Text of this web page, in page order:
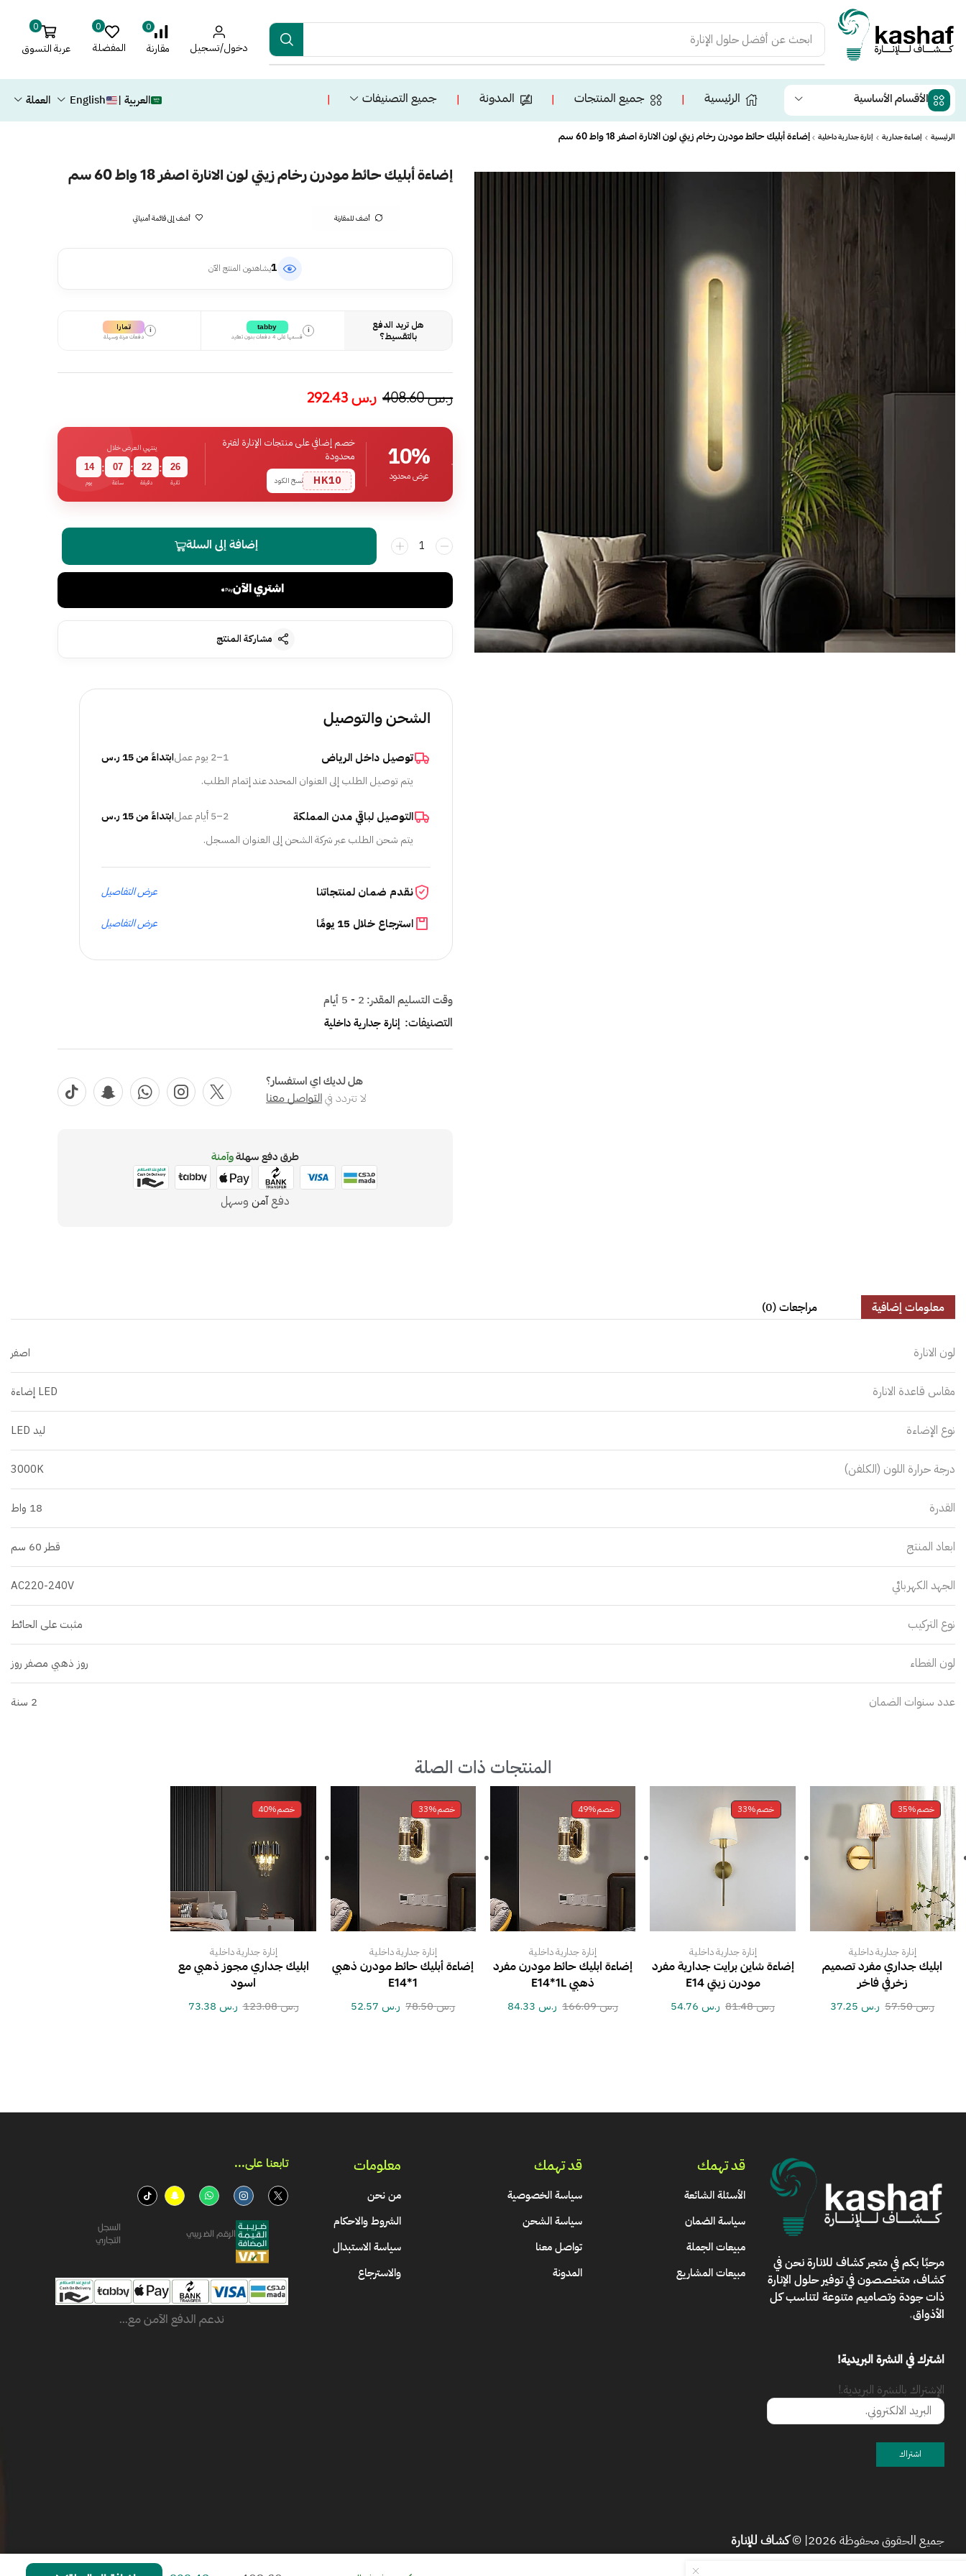
ابحث عن أفضل حلول الإنارة دخول/تسجيل
0
مقارنة
0
المفضلة
0
عربة التسوق
الأقسام الأساسية الرئيسية ❘ جميع المنتجات ❘ المدونة ❘ جميع التصنيفات ❘ العربية | English العملة
الرئيسية إضاءة جدارية إنارة جدارية داخلية إضاءة أبليك حائط مودرن رخام زيتي لون الانارة اصفر 18 واط 60 سم
إضاءة أبليك حائط مودرن رخام زيتي لون الانارة اصفر 18 واط 60 سم
أضف للمقارنة أضف إلى قائمة أمنياتي
1يشاهدون المنتج الآن
هل تريد الدفع
بالتقسيط؟
i
tabby
قسمها على 4 دفعات بدون تعقيد
i تمارا
دفعات مرنة وسهلة
ر.س408.60 ر.س292.43
10%
عرض محدود
خصم إضافي على منتجات الإنارة لفترة
محدودة
HK10 نسخ الكود
ينتهي العرض خلال
14
يوم
: 07
ساعة
: 22
دقيقة
: 25
ثانية
إضافة إلى السلة
اشتري الآن
مشاركة المنتج
الشحن والتوصيل
توصيل داخل الرياض 1–2 يوم عمل
ابتداءً من 15 ر.س
يتم توصيل الطلب إلى العنوان المحدد عند إتمام الطلب.
التوصيل لباقي مدن المملكة 2–5 أيام عمل
ابتداءً من 15 ر.س
يتم شحن الطلب عبر شركة الشحن إلى العنوان المسجل.
نقدم ضمان لمنتجاتنا عرض التفاصيل
استرجاع خلال 15 يومًا عرض التفاصيل
وقت التسليم المقدر: 2 - 5 أيام
التصنيفات: إنارة جدارية داخلية
هل لديك اي استفسار؟
لا تتردد فيالتواصل معنا
طرق دفع سهلةوآمنة
دفعآمنوسهل
معلومات إضافية مراجعات (0)
لون الانارة اصفر
مقاس قاعدة الانارة LED إضاءة
نوع الإضاءة ليد LED
درجة حرارة اللون (الكلفن) 3000K
القدرة 18 واط
ابعاد المنتج قطر 60 سم
الجهد الكهربائي AC220-240V
نوع التركيب مثبت على الحائط
لون الغطاء روز ذهبي مصفر روز
عدد سنوات الضمان 2 سنة
المنتجات ذات الصلة
خصم35%
إنارة جدارية داخلية
ابليك جداري مفرد تصميم
زخرفي فاخر
ر.س57.50 ر.س
خصم33%
إنارة جدارية داخلية
إضاءة شاين برايت جدارية مفرد
مودرن زيتي E14
ر.س81.48 ر.س
خصم49%
إنارة جدارية داخلية
إضاءة ابليك حائط مودرن مفرد
ذهبي E14*1L
ر.س166.09 ر.س
خصم33%
إنارة جدارية داخلية
إضاءة أبليك حائط مودرن ذهبي
E14*1
ر.س78.50 ر.س
خصم40%
إنارة جدارية داخلية
ابليك جداري مجوز ذهبي مع
اسود
ر.س123.08 ر.س
مرحبًا بكم فيمتجر كشاف للانارةنحن في
كشاف، متخصصون في توفير حلول الإنارة
ذات جودة وتصاميم متنوعة لتناسب كل
الأذواق.
اشترك في النشرة البريدية!
الإشتراك بالنشرة البريدية.!
قد تهمك
الأسئلة الشائعة
سياسة الضمان
مبيعات الجملة
مبيعات المشاريع
قد تهمك
سياسة الخصوصية
سياسة الشحن
تواصل معنا
المدونة
معلومات
من نحن
الشروط والاحكام
سياسة الاستبدال
والاسترجاع
تابعنا على...​
الرقم الضريبي
السجل
التجاري
ندعم الدفع الآمن مع...
جميع الحقوق محفوظة 2026| © كشاف للإنارة